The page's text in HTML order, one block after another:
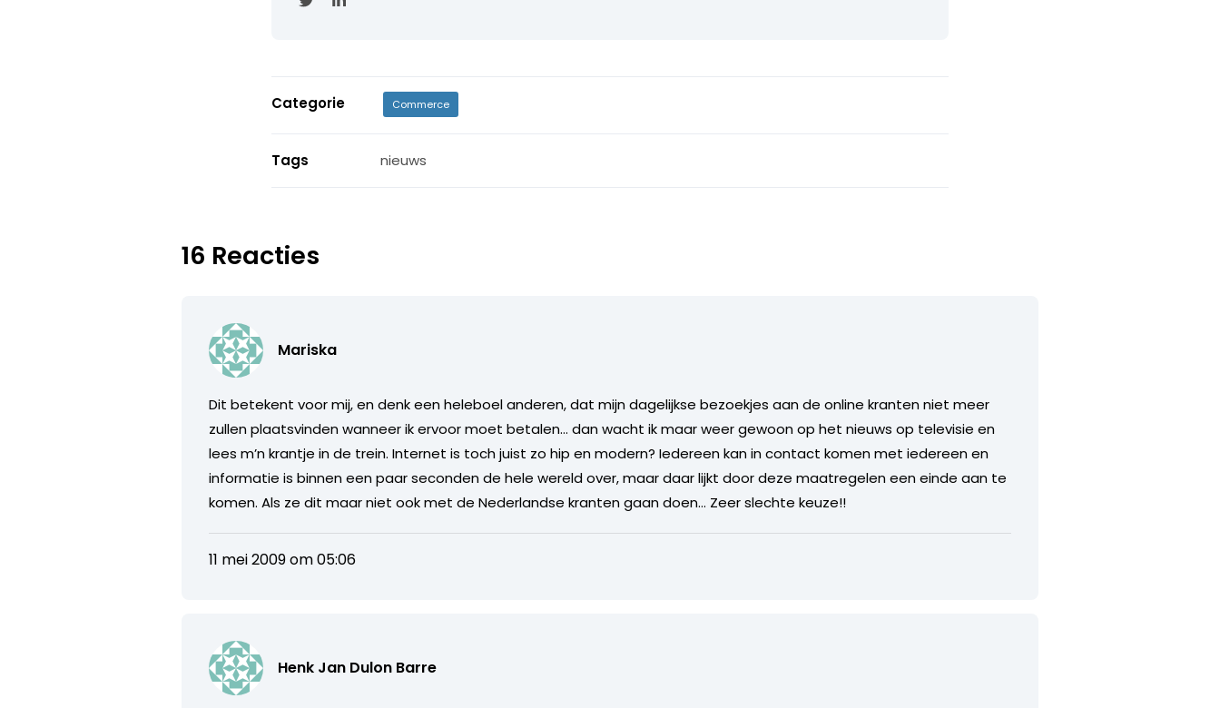
Categorie Commerce
Tags nieuws
16 Reacties
Mariska
Dit betekent voor mij, en denk een heleboel anderen, dat mijn dagelijkse bezoekjes aan de online kranten niet meer
zullen plaatsvinden wanneer ik ervoor moet betalen… dan wacht ik maar weer gewoon op het nieuws op televisie en
lees m’n krantje in de trein. Internet is toch juist zo hip en modern? Iedereen kan in contact komen met iedereen en
informatie is binnen een paar seconden de hele wereld over, maar daar lijkt door deze maatregelen een einde aan te
komen. Als ze dit maar niet ook met de Nederlandse kranten gaan doen… Zeer slechte keuze!!
11 mei 2009 om 05:06
Henk Jan Dulon Barre